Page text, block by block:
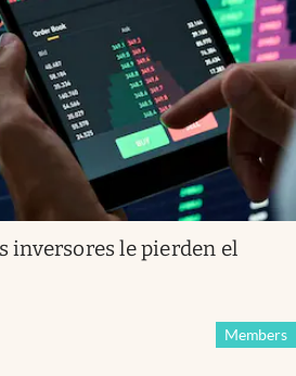
inversores le pierden el
Members